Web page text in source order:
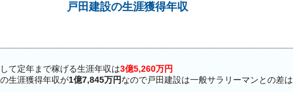
戸田建設の生涯獲得年収
て定年まで稼げる生涯年収は3億5,260万円
生涯獲得年収が1億7,845万円なので戸田建設は一般サラリーマンとの差は